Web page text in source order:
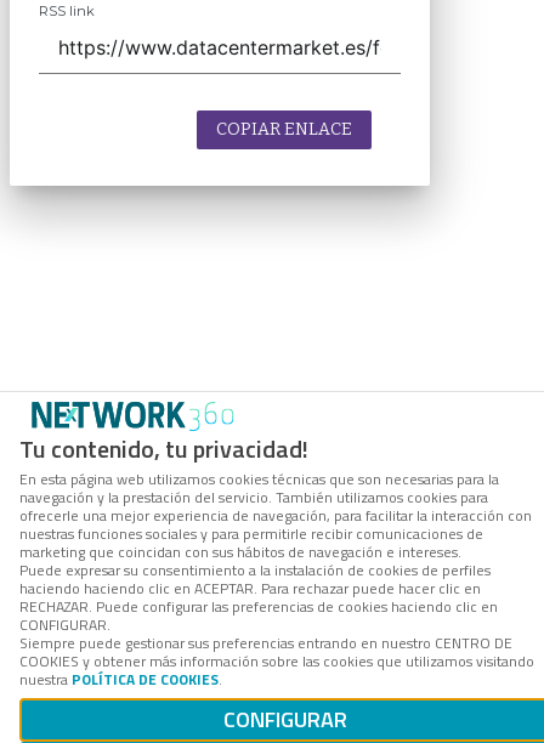
Tu contenido, tu privacidad!
En esta página web utilizamos cookies técnicas que son necesarias para la
navegación y la prestación del servicio. También utilizamos cookies para
ofrecerle una mejor experiencia de navegación, para facilitar la interacción con
nuestras funciones sociales y para permitirle recibir comunicaciones de
marketing que coincidan con sus hábitos de navegación e intereses.
Puede expresar su consentimiento a la instalación de cookies de perfiles
haciendo haciendo clic en ACEPTAR. Para rechazar puede hacer clic en
RECHAZAR. Puede configurar las preferencias de cookies haciendo clic en
CONFIGURAR.
Siempre puede gestionar sus preferencias entrando en nuestro CENTRO DE
COOKIES y obtener más información sobre las cookies que utilizamos visitando
nuestra POLÍTICA DE COOKIES.
CONFIGURAR
RSS link
COPIAR ENLACE